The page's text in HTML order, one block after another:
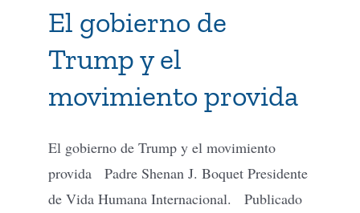
El gobierno de
Trump y el
movimiento provida
El gobierno de Trump y el movimiento
provida Padre Shenan J. Boquet Presidente
de Vida Humana Internacional. Publicado